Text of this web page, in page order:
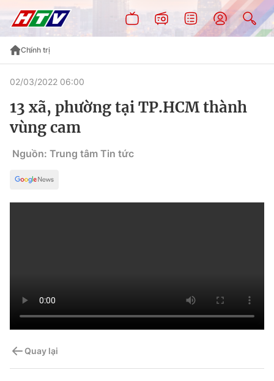
Chính trị
02/03/2022 06:00
13 xã, phường tại TP.HCM thành
vùng cam
Nguồn: Trung tâm Tin tức
Quay lại